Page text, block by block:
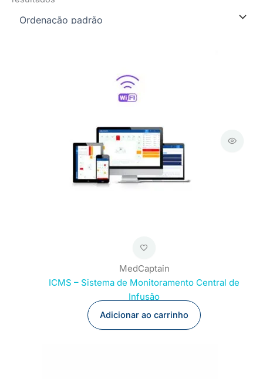
MedCaptain
ICMS – Sistema de Monitoramento Central de
Infusão
Adicionar ao carrinho